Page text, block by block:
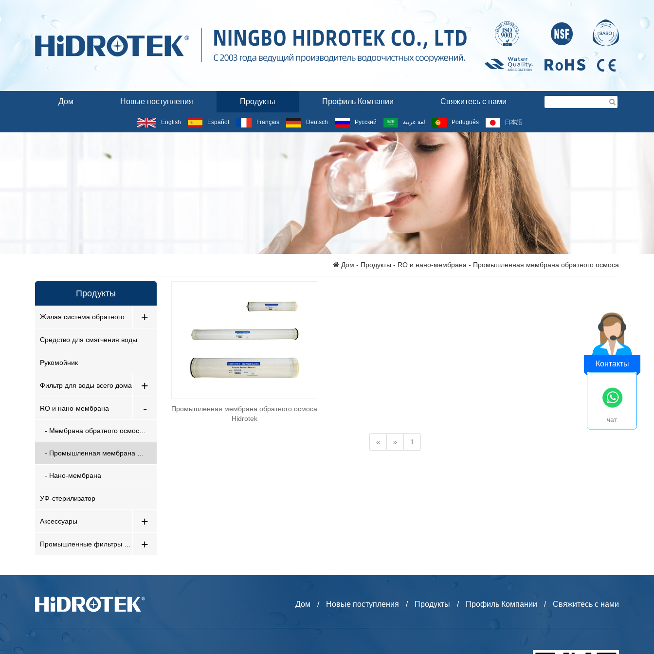
Дом Новые поступления Продукты Профиль Компании Свяжитесь с нами
English Español Français Deutsch Русский لغة عربية Português 日本語
ПРОДУКТЫ
Дом - Продукты - RO и нано-мембрана - Промышленная мембрана обратного осмоса
Продукты
+
Средство для смягчения воды
Рукомойник
Фильтр для воды всего дома +
RO и нано-мембрана -
- Нано-мембрана
УФ-стерилизатор
Аксессуары +
+
Промышленная мембрана обратного осмоса
Hidrotek
« » 1
Дом / Новые поступления / Продукты / Профиль Компании / Свяжитесь с нами
Контакты
чат